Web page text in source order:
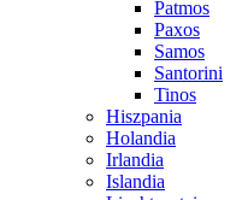
Patmos
Paxos
Samos
Santorini
Tinos
Hiszpania
Holandia
Irlandia
Islandia